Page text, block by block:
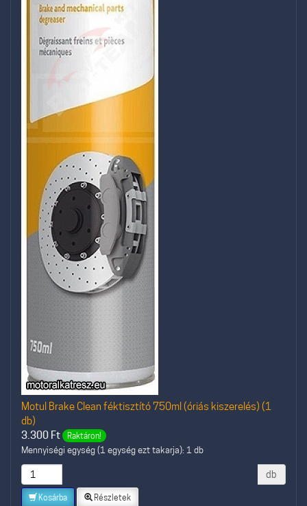
Motul Brake Clean féktisztító 750ml (óriás kiszerelés) (1
db)
3.300 Ft Raktáron!
Mennyiségi egység (1 egység ezt takarja): 1 db
db
Kosárba Részletek